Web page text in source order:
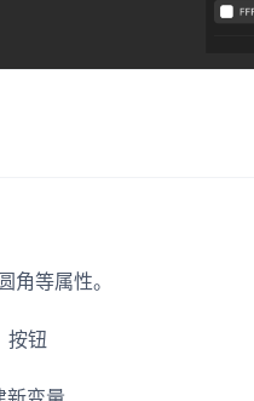
等属性。
按钮